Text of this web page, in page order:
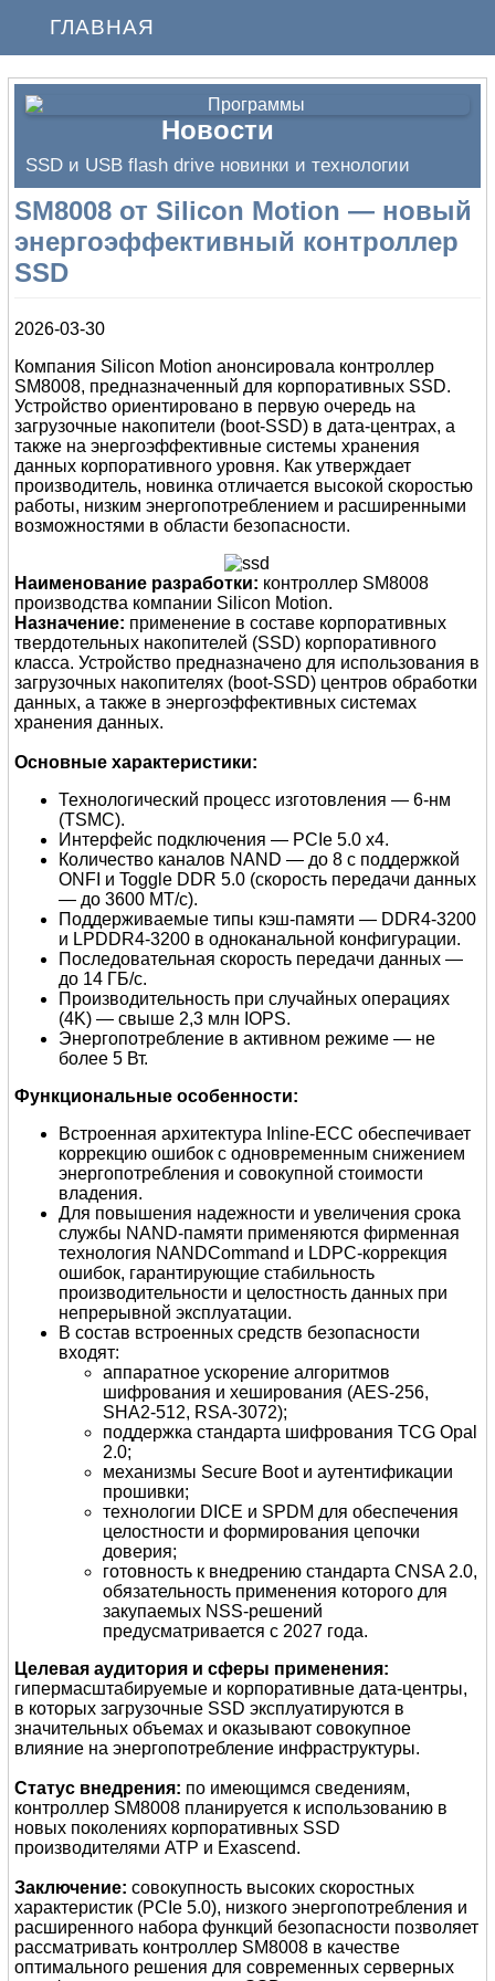
ГЛАВНАЯ
Новости
SSD и USB flash drive новинки и технологии
SM8008 от Silicon Motion — новый
энергоэффективный контроллер
SSD
2026-03-30
Компания Silicon Motion анонсировала контроллер
SM8008, предназначенный для корпоративных SSD.
Устройство ориентировано в первую очередь на
загрузочные накопители (boot-SSD) в дата-центрах, а
также на энергоэффективные системы хранения
данных корпоративного уровня. Как утверждает
производитель, новинка отличается высокой скоростью
работы, низким энергопотреблением и расширенными
возможностями в области безопасности.
Наименование разработки: контроллер SM8008
производства компании Silicon Motion.
Назначение: применение в составе корпоративных
твердотельных накопителей (SSD) корпоративного
класса. Устройство предназначено для использования в
загрузочных накопителях (boot-SSD) центров обработки
данных, а также в энергоэффективных системах
хранения данных.
Основные характеристики:
Технологический процесс изготовления — 6-нм
(TSMC).
Интерфейс подключения — PCIe 5.0 x4.
Количество каналов NAND — до 8 с поддержкой
ONFI и Toggle DDR 5.0 (скорость передачи данных
— до 3600 МТ/с).
Поддерживаемые типы кэш-памяти — DDR4-3200
и LPDDR4-3200 в одноканальной конфигурации.
Последовательная скорость передачи данных —
до 14 ГБ/с.
Производительность при случайных операциях
(4K) — свыше 2,3 млн IOPS.
Энергопотребление в активном режиме — не
более 5 Вт.
Функциональные особенности:
Встроенная архитектура Inline-ECC обеспечивает
коррекцию ошибок с одновременным снижением
энергопотребления и совокупной стоимости
владения.
Для повышения надежности и увеличения срока
службы NAND-памяти применяются фирменная
технология NANDCommand и LDPC-коррекция
ошибок, гарантирующие стабильность
производительности и целостность данных при
непрерывной эксплуатации.
В состав встроенных средств безопасности
входят:
аппаратное ускорение алгоритмов
шифрования и хеширования (AES-256,
SHA2-512, RSA-3072);
поддержка стандарта шифрования TCG Opal
2.0;
механизмы Secure Boot и аутентификации
прошивки;
технологии DICE и SPDM для обеспечения
целостности и формирования цепочки
доверия;
готовность к внедрению стандарта CNSA 2.0,
обязательность применения которого для
закупаемых NSS-решений
предусматривается с 2027 года.
Целевая аудитория и сферы применения:
гипермасштабируемые и корпоративные дата-центры,
в которых загрузочные SSD эксплуатируются в
значительных объемах и оказывают совокупное
влияние на энергопотребление инфраструктуры.
Статус внедрения: по имеющимся сведениям,
контроллер SM8008 планируется к использованию в
новых поколениях корпоративных SSD
производителями ATP и Exascend.
Заключение: совокупность высоких скоростных
характеристик (PCIe 5.0), низкого энергопотребления и
расширенного набора функций безопасности позволяет
рассматривать контроллер SM8008 в качестве
оптимального решения для современных серверных